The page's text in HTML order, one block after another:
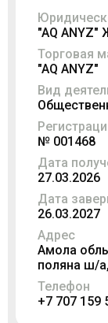
"AQ ANYZ"
Торговая
"AQ ANYZ"
Вид
№ 001468
Дата
27.03.2026
Дата
26.03.2027
Адрес
Ақмола
поляна ш/
Телефон
+7 707 159